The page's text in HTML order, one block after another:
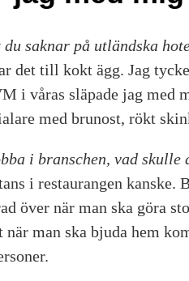
saknar på utländska
det till kokt ägg. Jag
i våras släpade jag med
med brunost, rökt
i branschen, vad skulle
i restaurangen
över när man ska göra
när man ska bjuda hem